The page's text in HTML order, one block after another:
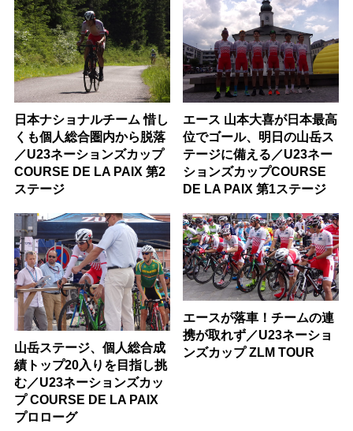
日本ナショナルチーム 惜し
くも個人総合圏内から脱落
／U23ネーションズカップ
COURSE DE LA PAIX 第2
ステージ
エース 山本大喜が日本最高
位でゴール、明日の山岳ス
テージに備える／U23ネー
ションズカップCOURSE
DE LA PAIX 第1ステージ
山岳ステージ、個人総合成
績トップ20入りを目指し挑
む／U23ネーションズカッ
プ COURSE DE LA PAIX
プロローグ
エースが落車！チームの連
携が取れず／U23ネーショ
ンズカップ ZLM TOUR